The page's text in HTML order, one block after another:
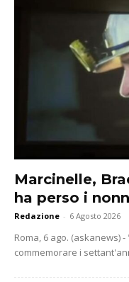
Marcinelle,
ha perso i
Redazione - 6 Agosto 2026
Roma, 6 ago. (askanews)
commemorare i